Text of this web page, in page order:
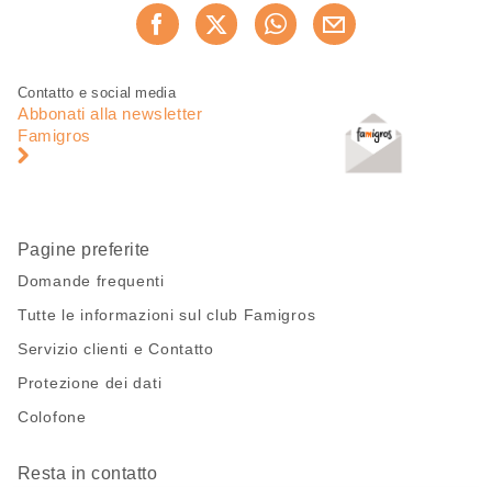
Consiglia ora
Piè
pagina
Navigazione
pagina
Contatto e social media
Abbonati alla newsletter
Famigros
Pagine preferite
Domande frequenti
Tutte le informazioni sul club Famigros
Servizio clienti e Contatto
Protezione dei dati
Colofone
Resta in contatto